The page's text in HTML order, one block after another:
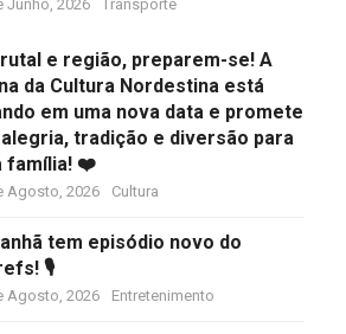
Junho, 2026 Transporte
e região, preparem-se! A
da Cultura Nordestina está
em uma nova data e promete
tradição e diversão para
família! ❤️
Agosto, 2026 Cultura
tem episódio novo do
🎙️
Agosto, 2026 Entretenimento